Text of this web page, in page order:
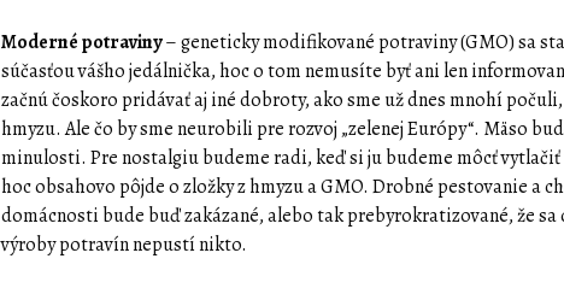
Moderné potraviny– geneticky modifikované potraviny (GMO) sa
súčasťou vášho jedálnička, hoc o tom nemusíte byť ani len
začnú čoskoro pridávať aj iné dobroty, ako sme už dnes mnohí
hmyzu. Ale čo by sme neurobili pre rozvoj „zelenej Európy“. Mäso
minulosti. Pre nostalgiu budeme radi, keď si ju budeme môcť vytlačiť
hoc obsahovo pôjde o zložky z hmyzu a GMO. Drobné pestovanie a
domácnosti bude buď zakázané, alebo tak prebyrokratizované, že sa
výroby potravín nepustí nikto.